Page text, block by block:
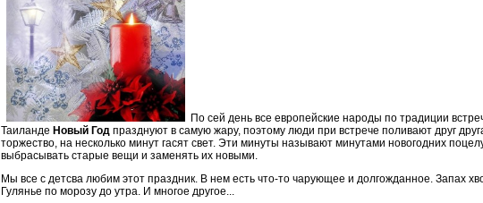
По сей день все европейские народы по традиции
Таиланде Новый Год празднуют в самую жару, поэтому люди при встрече поливают друг
торжество, на несколько минут гасят свет. Эти минуты называют минутами новогодних
выбрасывать старые вещи и заменять их новыми.
Мы все с детсва любим этот праздник. В нем есть что-то чарующее и долгожданное. Запах
Гулянье по морозу до утра. И многое другое...